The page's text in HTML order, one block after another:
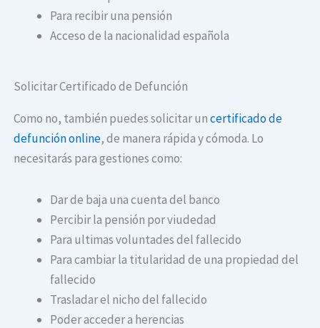
Para recibir una pensión
Acceso de la nacionalidad española
Solicitar Certificado de Defunción
Como no, también puedes solicitar uncertificado de
defunción online, de manera rápida y cómoda. Lo
necesitarás para gestiones como:
Dar de baja una cuenta del banco
Percibir la pensión por viudedad
Para ultimas voluntades del fallecido
Para cambiar la titularidad de una propiedad del
fallecido
Trasladar el nicho del fallecido
Poder acceder a herencias